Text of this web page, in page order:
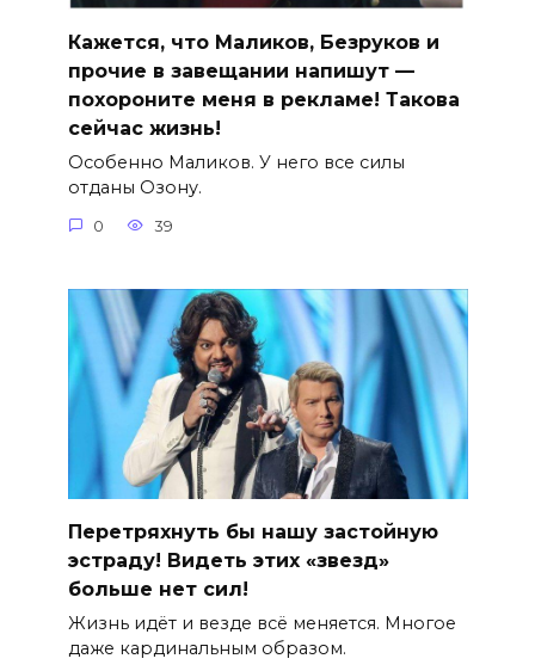
Кажется, что Маликов, Безруков и
прочие в завещании напишут —
похороните меня в рекламе! Такова
сейчас жизнь!
Особенно Маликов. У него все силы
отданы Озону.
0 39
Перетряхнуть бы нашу застойную
эстраду! Видеть этих «звезд»
больше нет сил!
Жизнь идёт и везде всё меняется. Многое
даже кардинальным образом.